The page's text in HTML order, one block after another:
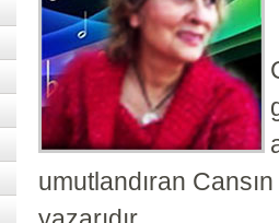
umutlandıran